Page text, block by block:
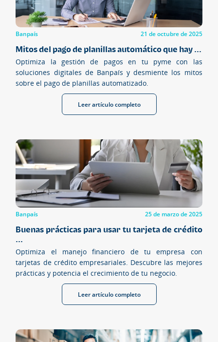
Banpaís 21 de octubre de 2025
Mitos del pago de planillas automático que hay ...
Optimiza la gestión de pagos en tu pyme con las
soluciones digitales de Banpaís y desmiente los mitos
sobre el pago de planillas automatizado.
Leer artículo completo
Banpaís 25 de marzo de 2025
Buenas prácticas para usar tu tarjeta de crédito
...
Optimiza el manejo financiero de tu empresa con
tarjetas de crédito empresariales. Descubre las mejores
prácticas y potencia el crecimiento de tu negocio.
Leer artículo completo